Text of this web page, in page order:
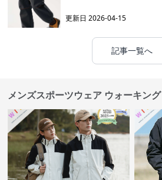
更新日2026-04-15
記事一覧へ
メンズスポーツウェア ウォーキング